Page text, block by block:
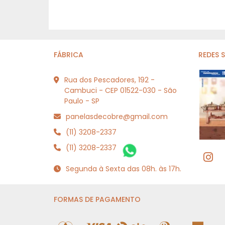
FÁBRICA
Rua dos Pescadores, 192 -
Cambuci - CEP 01522-030 - São
Paulo - SP
panelasdecobre@gmail.com
(11) 3208-2337
(11) 3208-2337
Segunda à Sexta das 08h. às 17h.
REDES
FORMAS DE PAGAMENTO